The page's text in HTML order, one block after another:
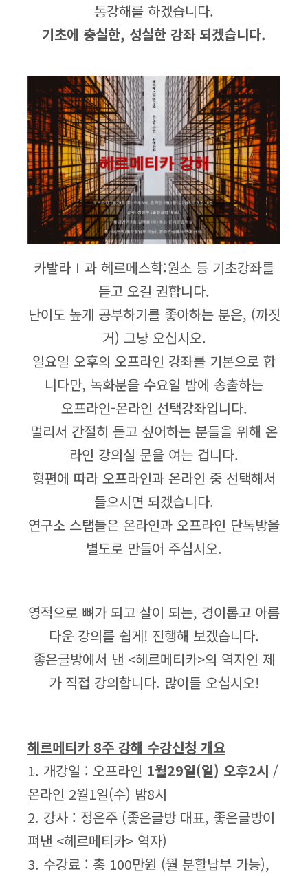
통강해를 하겠습니다.
기초에 충실한, 성실한 강좌 되겠습니다.
카발라Ⅰ과 헤르메스학:원소 등 기초강좌를
듣고 오길 권합니다.
난이도 높게 공부하기를 좋아하는 분은, (까짓
거) 그냥 오십시오.
일요일 오후의 오프라인 강좌를 기본으로 합
니다만, 녹화분을 수요일 밤에 송출하는
오프라인-온라인 선택강좌입니다.
멀리서 간절히 듣고 싶어하는 분들을 위해 온
라인 강의실 문을 여는 겁니다.
형편에 따라 오프라인과 온라인 중 선택해서
들으시면 되겠습니다.
연구소 스탭들은 온라인과 오프라인 단톡방을
별도로 만들어 주십시오.
영적으로 뼈가 되고 살이 되는, 경이롭고 아름
다운 강의를 쉽게! 진행해 보겠습니다.
좋은글방에서 낸 <헤르메티카>의 역자인 제
가 직접 강의합니다. 많이들 오십시오!
헤르메티카 8주 강해 수강신청 개요
1. 개강일 : 오프라인 1월29일(일) 오후2시 /
온라인 2월1일(수) 밤8시
2. 강사 : 정은주 (좋은글방 대표, 좋은글방이
펴낸 <헤르메티카> 역자)
3. 수강료 : 총 100만원 (월 분할납부 가능),